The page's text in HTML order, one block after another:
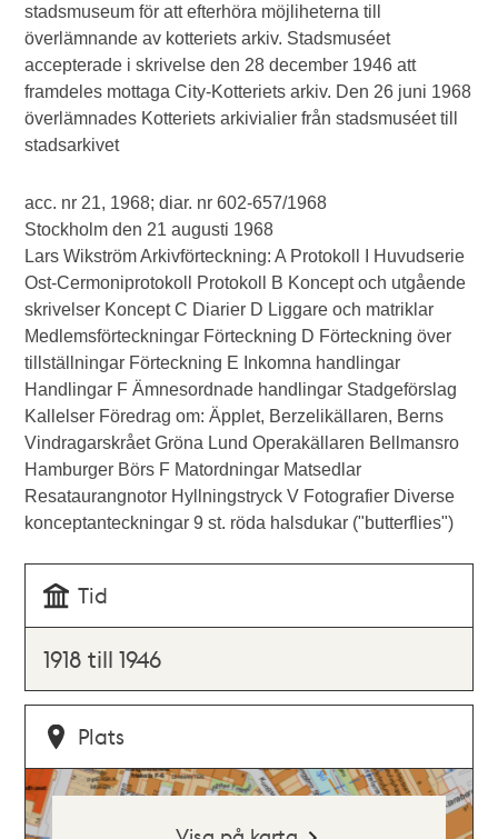
stadsmuseum för att efterhöra möjliheterna till
överlämnande av kotteriets arkiv. Stadsmuséet
accepterade i skrivelse den 28 december 1946 att
framdeles mottaga City-Kotteriets arkiv. Den 26 juni 1968
överlämnades Kotteriets arkivialier från stadsmuséet till
stadsarkivet
acc. nr 21, 1968; diar. nr 602-657/1968
Stockholm den 21 augusti 1968
Lars Wikström Arkivförteckning: A Protokoll I Huvudserie
Ost-Cermoniprotokoll Protokoll B Koncept och utgående
skrivelser Koncept C Diarier D Liggare och matriklar
Medlemsförteckningar Förteckning D Förteckning över
tillställningar Förteckning E Inkomna handlingar
Handlingar F Ämnesordnade handlingar Stadgeförslag
Kallelser Föredrag om: Äpplet, Berzelikällaren, Berns
Vindragarskrået Gröna Lund Operakällaren Bellmansro
Hamburger Börs F Matordningar Matsedlar
Resataurangnotor Hyllningstryck V Fotografier Diverse
konceptanteckningar 9 st. röda halsdukar ("butterflies")
Tid
1918 till 1946
Plats